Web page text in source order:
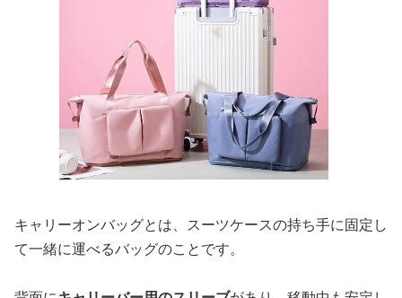
キャリーオンバッグとは、スーツケースの持ち手に固定し
て一緒に運べるバッグのことです。